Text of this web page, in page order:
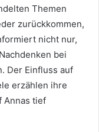
Themen
zurückkommen,
nicht nur,
bei
Der Einfluss auf
erzählen ihre
Annas tief